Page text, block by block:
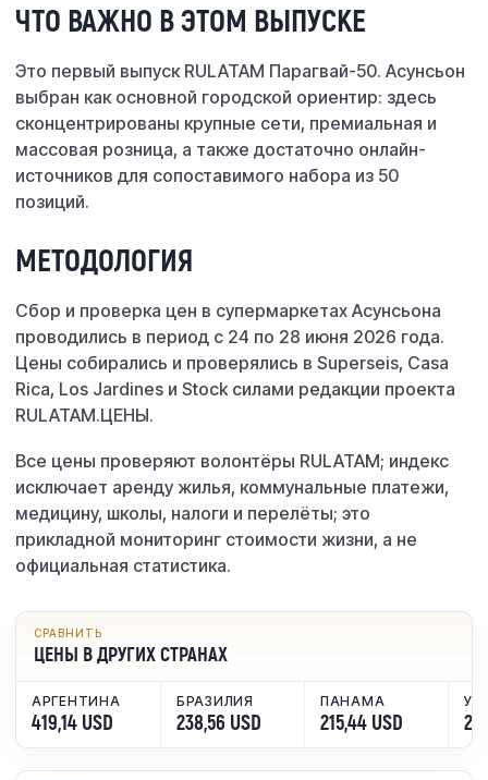
ЧТО ВАЖНО В ЭТОМ ВЫПУСКЕ
Это первый выпуск RULATAM Парагвай-50. Асунсьон
выбран как основной городской ориентир: здесь
сконцентрированы крупные сети, премиальная и
массовая розница, а также достаточно онлайн-
источников для сопоставимого набора из 50
позиций.
МЕТОДОЛОГИЯ
Сбор и проверка цен в супермаркетах Асунсьона
проводились в период с 24 по 28 июня 2026 года.
Цены собирались и проверялись в Superseis, Casa
Rica, Los Jardines и Stock силами редакции проекта
RULATAM.ЦЕНЫ.
Все цены проверяют волонтёры RULATAM; индекс
исключает аренду жилья, коммунальные платежи,
медицину, школы, налоги и перелёты; это
прикладной мониторинг стоимости жизни, а не
официальная статистика.
СРАВНИТЬ
ЦЕНЫ В ДРУГИХ СТРАНАХ
АРГЕНТИНА
419,14 USD
БРАЗИЛИЯ
238,56 USD
ПАНАМА
215,44 USD